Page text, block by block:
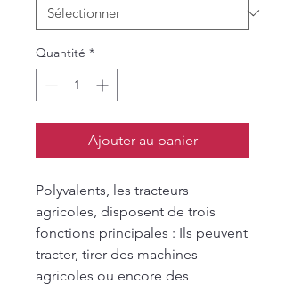
Quantité *
Ajouter au panier
Polyvalents, les tracteurs
agricoles, disposent de trois
fonctions principales : Ils peuvent
tracter, tirer des machines
agricoles ou encore des